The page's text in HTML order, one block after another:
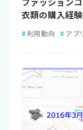
衣類の購入経
# 利用動向 # アプ